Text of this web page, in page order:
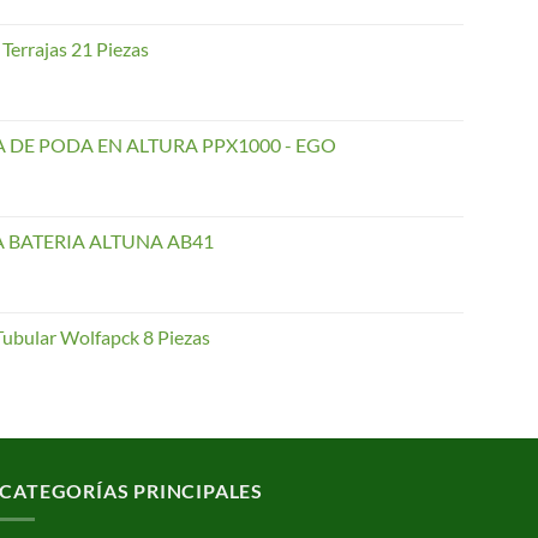
21 Piezas
DE PODA EN ALTURA PPX1000 - EGO
BATERIA ALTUNA AB41
Wolfapck 8 Piezas
CATEGORÍAS PRINCIPALES